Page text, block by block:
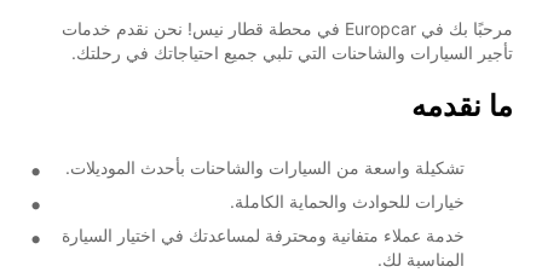
مرحبًا بك في Europcar في محطة قطار نيس! نحن نقدم خدمات
تأجير السيارات والشاحنات التي تلبي جميع احتياجاتك في رحلتك.
ما نقدمه
تشكيلة واسعة من السيارات والشاحنات بأحدث الموديلات.
خيارات للحوادث والحماية الكاملة.
خدمة عملاء متفانية ومحترفة لمساعدتك في اختيار السيارة
المناسبة لك.